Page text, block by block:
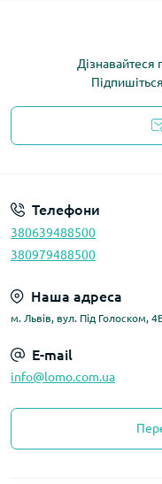
Дізнавайтеся
Телефони
380639488500
380979488500
Наша адреса
м. Львів, вул. Під Голоском,
E-mail
info@lomo.com.ua